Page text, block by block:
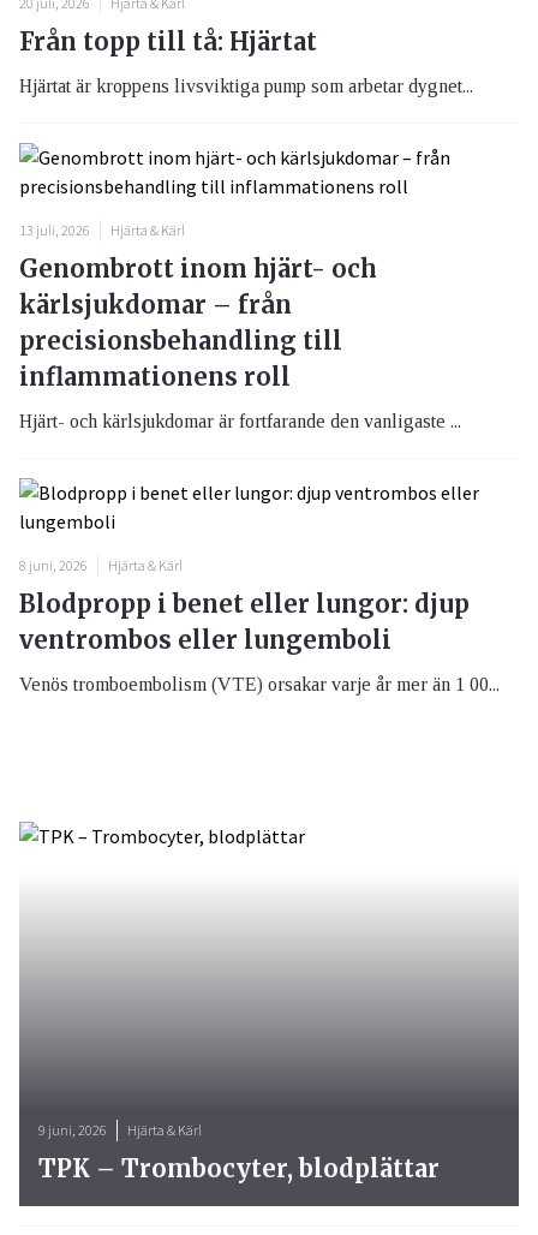
Från topp till tå: Hjärtat
Hjärtat är kroppens livsviktiga pump som arbetar dygnet...
13 juli, 2026 Hjärta & Kärl
Genombrott inom hjärt- och
kärlsjukdomar – från
precisionsbehandling till
inflammationens roll
Hjärt- och kärlsjukdomar är fortfarande den vanligaste ...
8 juni, 2026 Hjärta & Kärl
Blodpropp i benet eller lungor: djup
ventrombos eller lungemboli
Venös tromboembolism (VTE) orsakar varje år mer än 1 00...
9 juni, 2026 Hjärta & Kärl
TPK – Trombocyter, blodplättar